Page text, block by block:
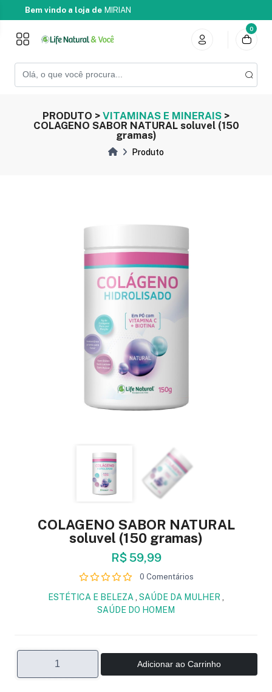
Bem vindo a loja de MIRIAN
0
PRODUTO > VITAMINAS E MINERAIS >
COLAGENO SABOR NATURAL soluvel (150
gramas)
Produto
COLAGENO SABOR NATURAL
soluvel (150 gramas)
R$ 59,99
0 Comentários
ESTÉTICA E BELEZA SAÚDE DA MULHER
SAÚDE DO HOMEM
Adicionar ao Carrinho